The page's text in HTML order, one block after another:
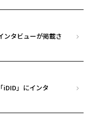
タビューが掲載さ
iDID」にインタ